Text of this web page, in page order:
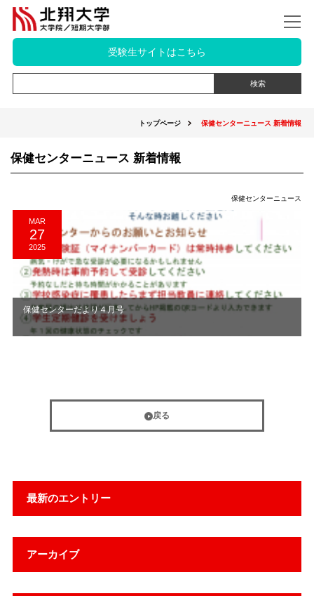
受験生サイトはこちら
トップページ 保健センターニュース 新着情報
最新のエントリー
アーカイブ
保健センターニュース 新着情報
保健センターニュース
MAR
27
2025
保健センターだより４月号
戻る